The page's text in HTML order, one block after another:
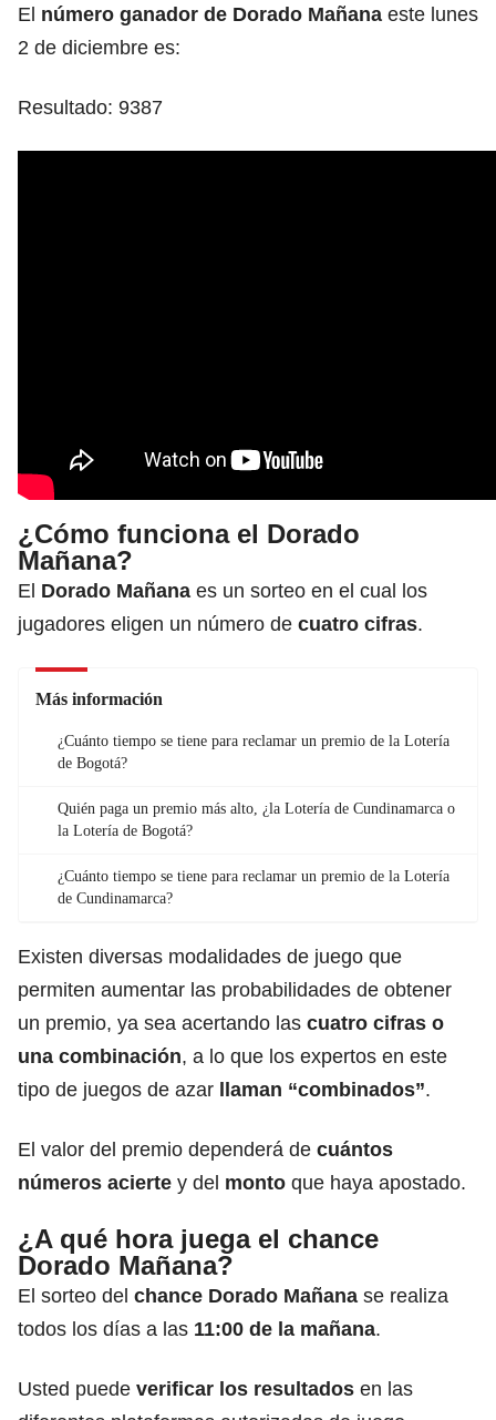
El número ganador de Dorado Mañana este lunes
2 de diciembre es:
Resultado: 9387
¿Cómo funciona el Dorado
Mañana?
El Dorado Mañana es un sorteo en el cual los
jugadores eligen un número de cuatro cifras.
Más información
¿Cuánto tiempo se tiene para reclamar un premio de la Lotería
de Bogotá?
Quién paga un premio más alto, ¿la Lotería de Cundinamarca o
la Lotería de Bogotá?
¿Cuánto tiempo se tiene para reclamar un premio de la Lotería
de Cundinamarca?
Existen diversas modalidades de juego que
permiten aumentar las probabilidades de obtener
un premio, ya sea acertando las cuatro cifras o
una combinación, a lo que los expertos en este
tipo de juegos de azar llaman “combinados”.
El valor del premio dependerá de cuántos
números acierte y del monto que haya apostado.
¿A qué hora juega el chance
Dorado Mañana?
El sorteo del chance Dorado Mañana se realiza
todos los días a las 11:00 de la mañana.
Usted puede verificar los resultados en las